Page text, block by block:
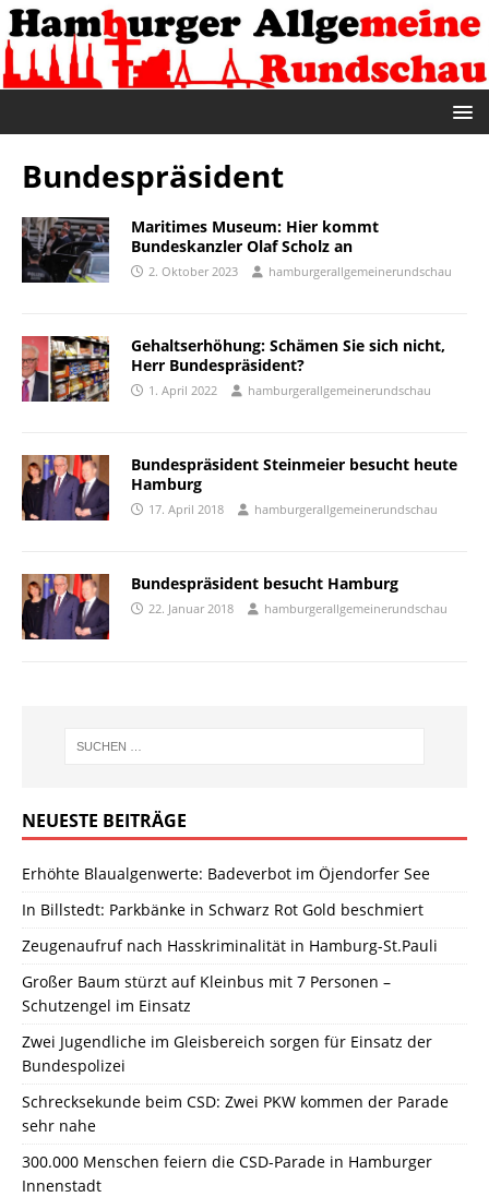
Bundespräsident
Maritimes Museum: Hier kommt
Bundeskanzler Olaf Scholz an
2. Oktober 2023 hamburgerallgemeinerundschau
Gehaltserhöhung: Schämen Sie sich nicht,
Herr Bundespräsident?
1. April 2022 hamburgerallgemeinerundschau
Bundespräsident Steinmeier besucht heute
Hamburg
17. April 2018 hamburgerallgemeinerundschau
Bundespräsident besucht Hamburg
22. Januar 2018 hamburgerallgemeinerundschau
NEUESTE BEITRÄGE
Erhöhte Blaualgenwerte: Badeverbot im Öjendorfer See
In Billstedt: Parkbänke in Schwarz Rot Gold beschmiert
Zeugenaufruf nach Hasskriminalität in Hamburg-St.Pauli
Großer Baum stürzt auf Kleinbus mit 7 Personen –
Schutzengel im Einsatz
Zwei Jugendliche im Gleisbereich sorgen für Einsatz der
Bundespolizei
Schrecksekunde beim CSD: Zwei PKW kommen der Parade
sehr nahe
300.000 Menschen feiern die CSD-Parade in Hamburger
Innenstadt